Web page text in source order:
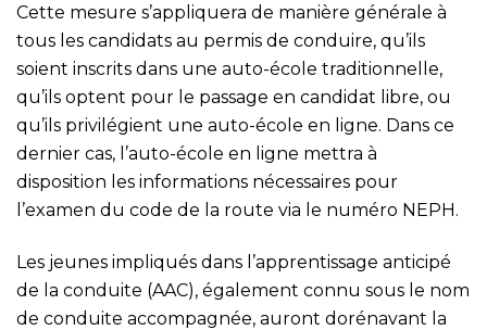
Cette mesure s’appliquera de manière générale à
tous les candidats au permis de conduire, qu’ils
soient inscrits dans une auto-école traditionnelle,
qu’ils optent pour le passage en candidat libre, ou
qu’ils privilégient une auto-école en ligne. Dans ce
dernier cas, l’auto-école en ligne mettra à
disposition les informations nécessaires pour
l’examen du code de la route via le numéro NEPH.
Les jeunes impliqués dans l’apprentissage anticipé
de la conduite (AAC), également connu sous le nom
de conduite accompagnée, auront dorénavant la